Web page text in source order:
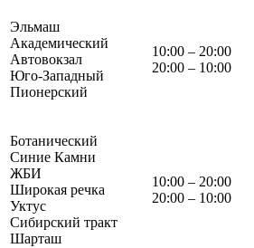
Эльмаш
Академический
Автовокзал
Юго-Западный
Пионерский
10:00 – 20:00
20:00 – 10:00
Ботанический
Синие Камни
ЖБИ
Широкая речка
Уктус
Сибирский тракт
Шарташ
10:00 – 20:00
20:00 – 10:00